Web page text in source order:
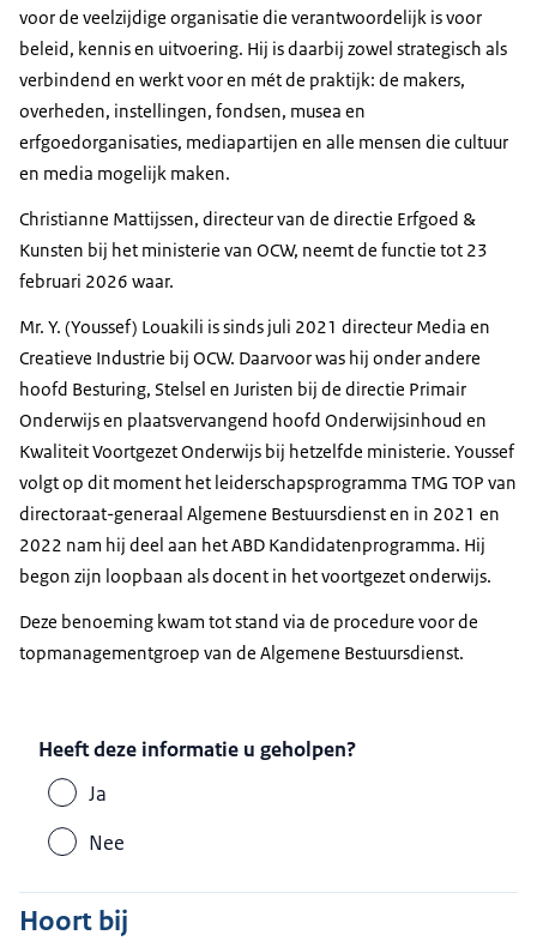
voor de veelzijdige organisatie die verantwoordelijk is voor
beleid, kennis en uitvoering. Hij is daarbij zowel strategisch als
verbindend en werkt voor en mét de praktijk: de makers,
overheden, instellingen, fondsen, musea en
erfgoedorganisaties, mediapartijen en alle mensen die cultuur
en media mogelijk maken.
Christianne Mattijssen, directeur van de directie Erfgoed &
Kunsten bij het ministerie van OCW, neemt de functie tot 23
februari 2026 waar.
Mr. Y. (Youssef) Louakili is sinds juli 2021 directeur Media en
Creatieve Industrie bij OCW. Daarvoor was hij onder andere
hoofd Besturing, Stelsel en Juristen bij de directie Primair
Onderwijs en plaatsvervangend hoofd Onderwijsinhoud en
Kwaliteit Voortgezet Onderwijs bij hetzelfde ministerie. Youssef
volgt op dit moment het leiderschapsprogramma TMG TOP van
directoraat-generaal Algemene Bestuursdienst en in 2021 en
2022 nam hij deel aan het ABD Kandidatenprogramma. Hij
begon zijn loopbaan als docent in het voortgezet onderwijs.
Deze benoeming kwam tot stand via de procedure voor de
topmanagementgroep van de Algemene Bestuursdienst.
Heeft deze informatie u geholpen?
Ja
Nee
Hoort bij